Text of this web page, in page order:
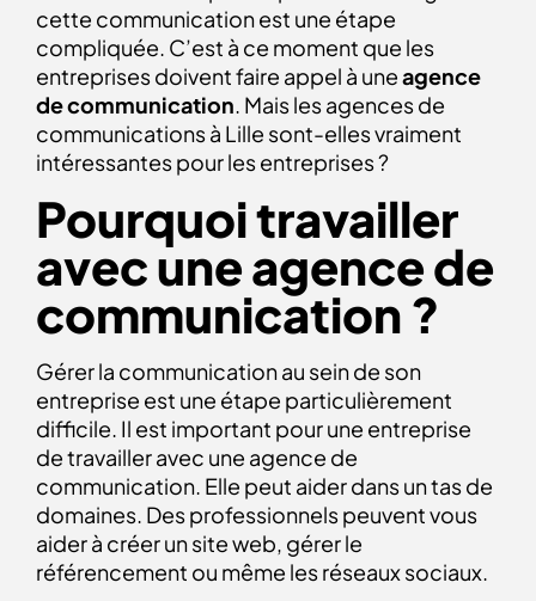
cette communication est une étape
compliquée. C’est à ce moment que les
entreprises doivent faire appel à uneagence
de communication. Mais les agences de
communications à Lille sont-elles vraiment
intéressantes pour les entreprises ?
Pourquoi travailler
avec une agence de
communication ?
Gérer la communication au sein de son
entreprise est une étape particulièrement
difficile. Il est important pour une entreprise
de travailler avec une agence de
communication. Elle peut aider dans un tas de
domaines. Des professionnels peuvent vous
aider à créer un site web, gérer le
référencement ou même les réseaux sociaux.